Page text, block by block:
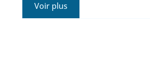
Voir plus